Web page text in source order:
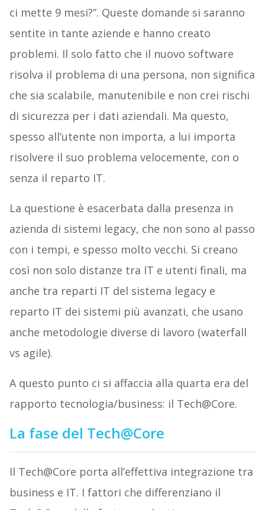
ci mette 9 mesi?”. Queste domande si saranno
sentite in tante aziende e hanno creato
problemi. Il solo fatto che il nuovo software
risolva il problema di una persona, non significa
che sia scalabile, manutenibile e non crei rischi
di sicurezza per i dati aziendali. Ma questo,
spesso all’utente non importa, a lui importa
risolvere il suo problema velocemente, con o
senza il reparto IT.
La questione è esacerbata dalla presenza in
azienda di sistemi legacy, che non sono al passo
con i tempi, e spesso molto vecchi. Si creano
così non solo distanze tra IT e utenti finali, ma
anche tra reparti IT del sistema legacy e
reparto IT dei sistemi più avanzati, che usano
anche metodologie diverse di lavoro (waterfall
vs agile).
A questo punto ci si affaccia alla quarta era del
rapporto tecnologia/business: il Tech@Core.
La fase del Tech@Core
Il Tech@Core porta all’effettiva integrazione tra
business e IT. I fattori che differenziano il